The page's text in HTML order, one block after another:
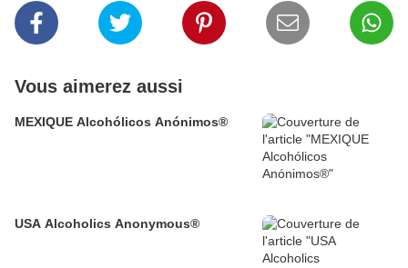
Vous aimerez aussi
MEXIQUE Alcohólicos Anónimos®
USA Alcoholics Anonymous®